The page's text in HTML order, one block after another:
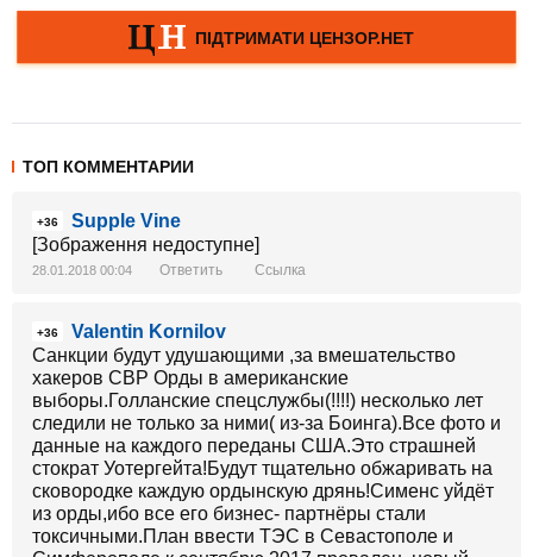
ТОП КОММЕНТАРИИ
+36
Supple Vine
[Зображення недоступне]
28.01.2018 00:04 Ответить Ссылка
+36
Valentin Kornilov
Санкции будут удушающими ,за вмешательство
хакеров СВР Орды в американские
выборы.Голланские спецслужбы(!!!!) несколько лет
следили не только за ними( из-за Боинга).Все фото и
данные на каждого переданы США.Это страшней
стократ Уотергейта!Будут тщательно обжаривать на
сковородке каждую ордынскую дрянь!Сименс уйдёт
из орды,ибо все его бизнес- партнёры стали
токсичными.План ввести ТЭС в Севастополе и